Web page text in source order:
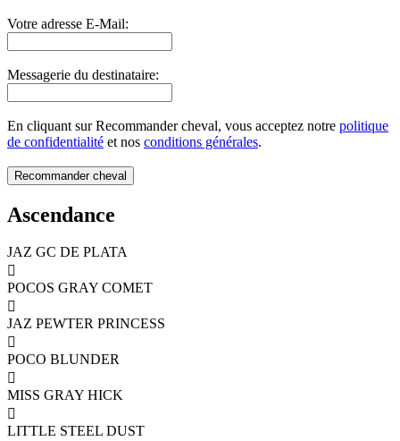
Votre adresse E-Mail:
Messagerie du destinataire:
En cliquant sur Recommander cheval, vous acceptez notre politique
de confidentialité et nos conditions générales.
Ascendance
JAZ GC DE PLATA

POCOS GRAY COMET

JAZ PEWTER PRINCESS

POCO BLUNDER

MISS GRAY HICK

LITTLE STEEL DUST